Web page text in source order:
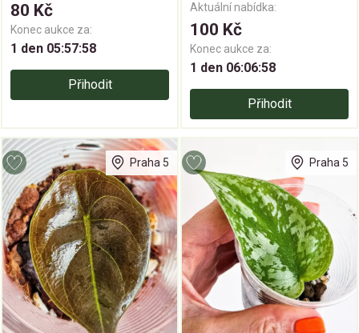
80 Kč
Konec aukce za:
1 den 05:57:58
Přihodit
Aktuální nabídka:
100 Kč
Konec aukce za:
1 den 06:06:58
Přihodit
Praha 5 Praha 5